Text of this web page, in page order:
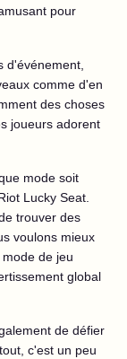
pour
d'événement,
comme d'en
des choses
joueurs adorent
mode soit
Lucky Seat.
trouver des
voulons mieux
de jeu
global
de défier
c'est un peu